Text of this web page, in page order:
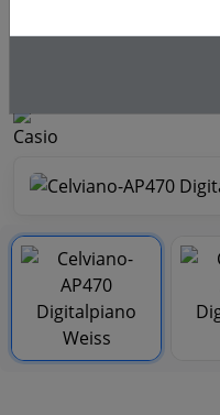
Celviano-